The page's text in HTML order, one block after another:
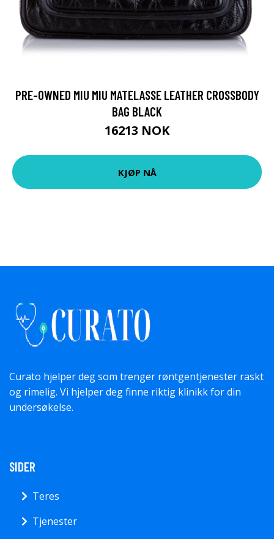
PRE-OWNED MIU MIU MATELASSE LEATHER CROSSBODY
BAG BLACK
16213 NOK
KJØP NÅ
Curato hjelper deg som trenger røntgentjenester raskt
og rimelig. Vi hjelper deg finne riktig klinikk for din
undersøkelse.
SIDER
Teres
Tjenester